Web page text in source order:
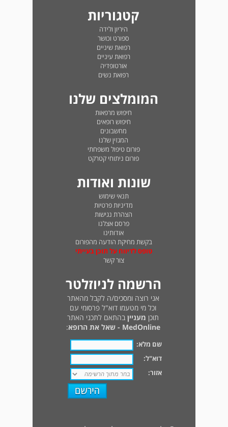
קטגוריות
היריון ולידה
ספורט וכושר
רפואת שיניים
רפואת עיניים
אורטופדיה
רפואת נשים
המומלצים שלנו
חיפוש מרפאות
חיפוש רופאים
מחשבונים
המגזין שלנו
פורום טיפול משפחתי
פורום ניתוחי קטרקט
שונות ואודות
תנאי שימוש
מדיניות פרטיות
הצהרת נגישות
פרסם אצלנו
אודותינו
בקשת מחיקת הודעה מהפורום
טופס לדיווח על תוכן בעייתי
צור קשר
הרשמה לניוזלטר
אני רוצה ומסכים/ה לקבל מהאתר
וכל מי מטעמו דוא"ל פרסומי עם
תוכן מעניין בהתאם לתכני האתר
MedOnline - שאל את הרופא
:
שם מלא:
דוא"ל:
אזור: